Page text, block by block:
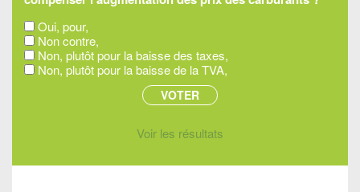
Oui, pour,
Non contre,
Non, plutôt pour la baisse des taxes,
Non, plutôt pour la baisse de la TVA,
Voir les résultats